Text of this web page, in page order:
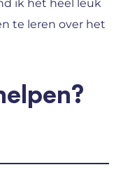
ik het heel leuk
te leren over het